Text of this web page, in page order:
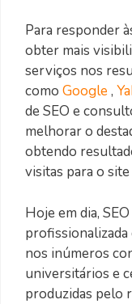
Para responder
obter mais
serviços nos
como Google,
de SEO e
melhorar o
obtendo
visitas para o
Hoje em dia,
profissionalizada
nos inúmeros
universitários e
produzidas pelo